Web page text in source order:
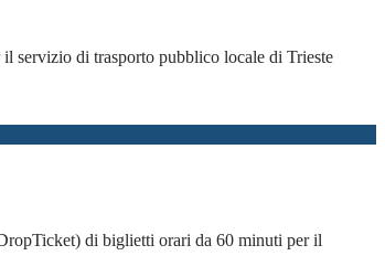
servizio di trasporto pubblico locale di Trieste
di biglietti orari da 60 minuti per il